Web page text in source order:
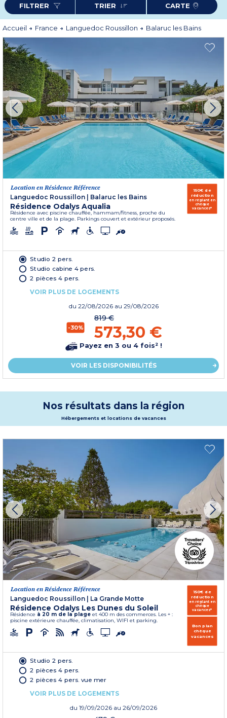
Niccolò Paganini et découvrez le temps de votre location vacances
Résidence Aqualia), la magie d’une cure revigorante. Idéalement situées,
nos résidences vous garantiront tranquillité, repos et divertissement dans un
cadre idyllique face au rocher de Sète.
Plus d'informations
FILTRER TRIER CARTE
Accueil France Languedoc Roussillon Balaruc les Bains
Location en Résidence Référence
Languedoc Roussillon
Balaruc les Bains
Résidence Odalys Aqualia
Résidence avec piscine chauffée, hammam/fitness, proche du
centre ville et de la plage. Parkings couvert et extérieur proposés.
150€ de
réduction
en réglant en
chèque
vacances*
Studio 2 pers.
Studio cabine 4 pers.
2 pièces 4 pers.
VOIR PLUS DE LOGEMENTS
du 22/08/2026 au 29/08/2026
-30%
819 €
573,30 €
Payez en 3 ou 4 fois² !
VOIR LES DISPONIBILITÉS
Nos résultats dans la région
Hébergements et locations de vacances
Location en Résidence Référence
Languedoc Roussillon
La Grande Motte
Résidence Odalys Les Dunes du Soleil
Résidence à 20 m de la plage et 400 m des commerces. Les + :
piscine extérieure chauffée, climatisation, WIFI et parking.
150€ de
réduction
en réglant en
chèque
vacances*
Bon plan
chèque
vacances
Studio 2 pers.
2 pièces 4 pers.
2 pièces 4 pers. vue mer
VOIR PLUS DE LOGEMENTS
du 19/09/2026 au 26/09/2026